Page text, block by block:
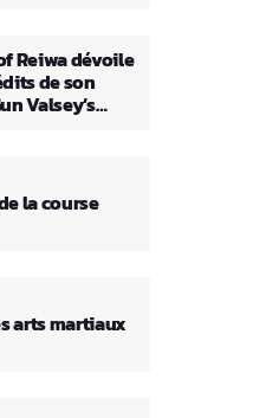
Reiwa dévoile
de son
Valsey’s
la course
arts martiaux